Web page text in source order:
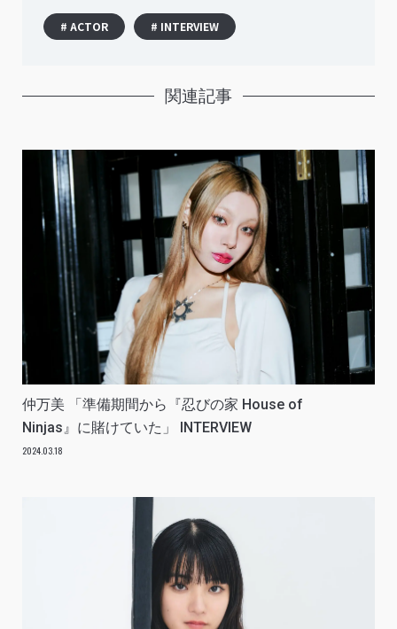
# ACTOR # INTERVIEW
関連記事
仲万美 「準備期間から『忍びの家 House of
Ninjas』に賭けていた」 INTERVIEW
2024.03.18